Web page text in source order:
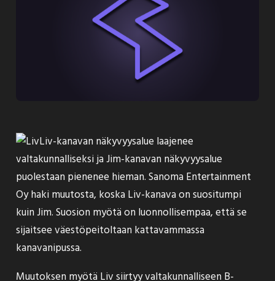
Liv-kanavan näkyvyysalue laajenee
valtakunnalliseksi ja Jim-kanavan näkyvyysalue
puolestaan pienenee hieman. Sanoma Entertainment
Oy haki muutosta, koska Liv-kanava on suositumpi
kuin Jim. Suosion myötä on luonnollisempaa, että se
sijaitsee väestöpeitoltaan kattavammassa
kanavanipussa.
Muutoksen myötä Liv siirtyy valtakunnalliseen B-